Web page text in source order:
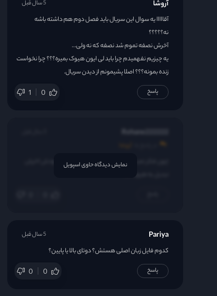
آروشا
آقااااا یه سوال این سریال باید فصل دوم هم داشته باشه
نه؟؟؟؟؟
آخرش نصفه تموم شد نصفه که نه ولی…
یه چیزیم نفهمیدم چرا باید لی ایون هیوک بمیره؟؟؟ چرا نخواست
زنده بمونه؟؟؟ اصلا پشیمونم از دیدن سریال.
1 0
5 سال قبل
پاسخ
Rehane222222
چون فکر نمیکرد بتونه مقابله کنه با هیولای وجودش اخرش
نمایش دیدگاه حاوی اسپویل
Pariya
کدوم فایل زبان اصلی هستش؟ دوتای بالا یا پایین؟
0 0
5 سال قبل
پاسخ